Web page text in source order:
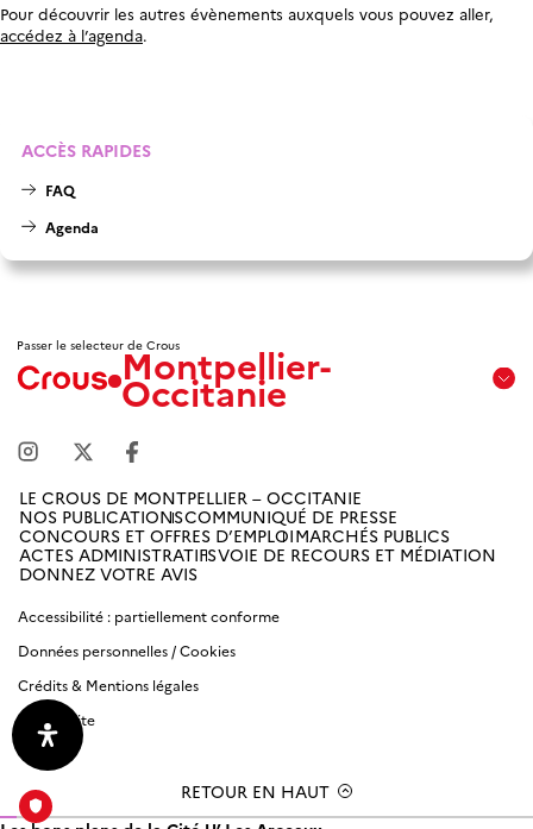
Pour découvrir les autres évènements auxquels vous pouvez aller,
accédez à l’agenda
ACCÈS RAPIDES
FAQ
Agenda
Passer le selecteur de CrousMontpellier-
Occitanie
Avignon
Amiens
Picardie
Antilles
Guyane
Bordeaux-
Aquitaine
LE CROUS DE MONTPELLIER – OCCITANIE
NOS PUBLICATIONSCOMMUNIQUÉ DE PRESSE
CONCOURS ET OFFRES D’EMPLOIMARCHÉS PUBLICS
ACTES ADMINISTRATIFSVOIE DE RECOURS ET MÉDIATION
DONNEZ VOTRE AVIS
Accessibilité : partiellement conforme
Données personnelles / Cookies
Crédits & Mentions légales
Plan du site
RETOUR EN HAUT